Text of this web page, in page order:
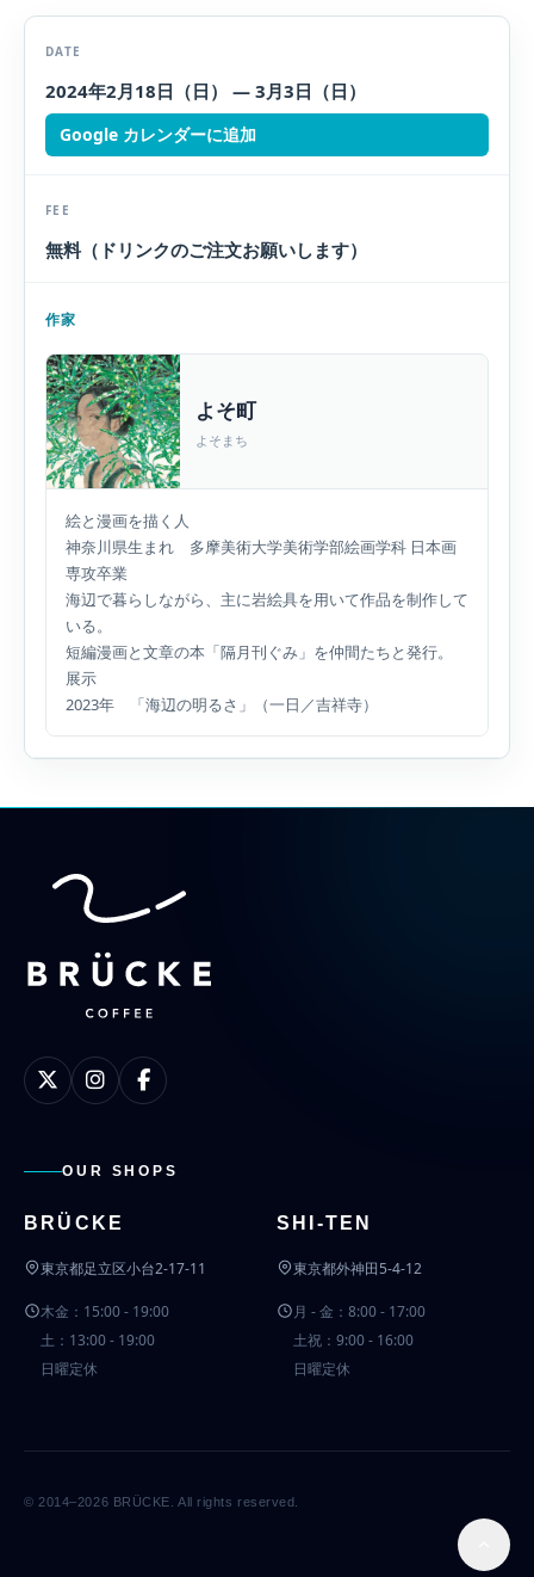
DATE
2024年2月18日（日） — 3月3日（日）
Google カレンダーに追加
FEE
無料（ドリンクのご注文お願いします）
作家
よそ町
よそまち
絵と漫画を描く人
神奈川県生まれ 多摩美術大学美術学部絵画学科 日本画
専攻卒業
海辺で暮らしながら、主に岩絵具を用いて作品を制作して
いる。
短編漫画と文章の本「隔月刊ぐみ」を仲間たちと発行。
展示
2023年 「海辺の明るさ」（一日／吉祥寺）
OUR SHOPS
BRÜCKE
東京都足立区小台2-17-11
木金：15:00 - 19:00
土：13:00 - 19:00
日曜定休
SHI-TEN
東京都外神田5-4-12
月 - 金：8:00 - 17:00
土祝：9:00 - 16:00
日曜定休
© 2014–2026 BRÜCKE. All rights reserved.